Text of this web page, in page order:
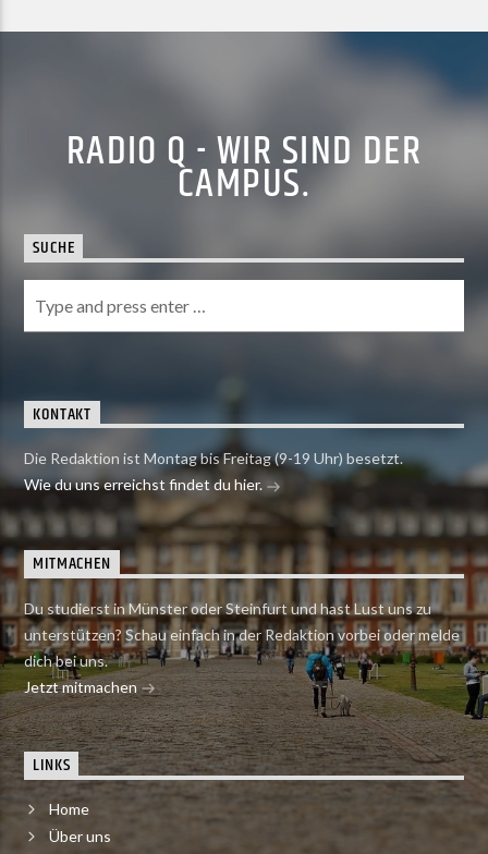
RADIO Q - WIR SIND DER
CAMPUS.
SUCHE
KONTAKT
Die Redaktion ist Montag bis Freitag (9-19 Uhr) besetzt.
Wie du uns erreichst findet du hier.
MITMACHEN
Du studierst in Münster oder Steinfurt und hast Lust uns zu
unterstützen? Schau einfach in der Redaktion vorbei oder melde
dich bei uns.
Jetzt mitmachen
LINKS
Home
Über uns